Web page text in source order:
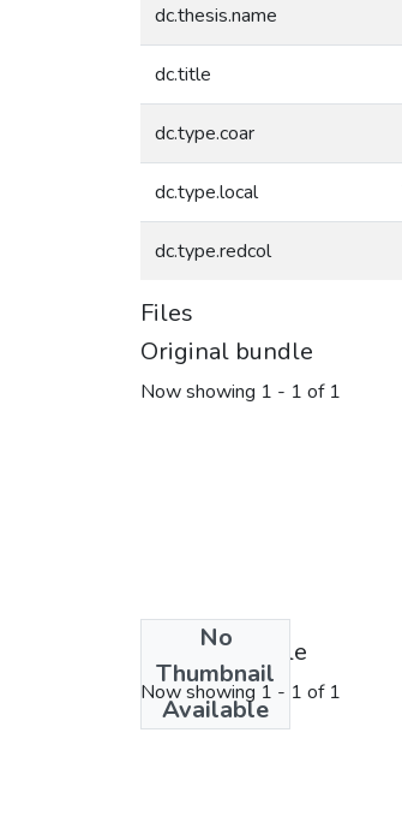
dc.thesis.name
dc.title
dc.type.coar
dc.type.local
dc.type.redcol
Files
Original bundle
Now showing 1 - 1 of 1
No
Thumbnail
Available
License bundle
Now showing 1 - 1 of 1